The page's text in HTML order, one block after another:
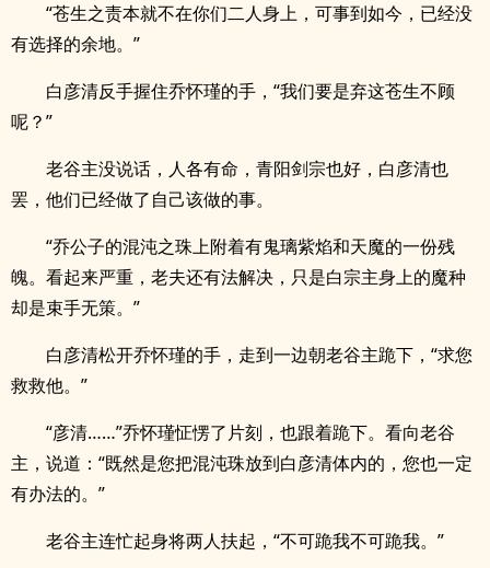
“苍生之责本就不在你们二人身上，可事到如今，已经没
有选择的余地。”
白彦清反手握住乔怀瑾的手，“我们要是弃这苍生不顾
呢？”
老谷主没说话，人各有命，青阳剑宗也好，白彦清也
罢，他们已经做了自己该做的事。
“乔公子的混沌之珠上附着有鬼璃紫焰和天魔的一份残
魄。看起来严重，老夫还有法解决，只是白宗主身上的魔种
却是束手无策。”
白彦清松开乔怀瑾的手，走到一边朝老谷主跪下，“求您
救救他。”
“彦清……”乔怀瑾怔愣了片刻，也跟着跪下。看向老谷
主，说道：“既然是您把混沌珠放到白彦清体内的，您也一定
有办法的。”
老谷主连忙起身将两人扶起，“不可跪我不可跪我。”